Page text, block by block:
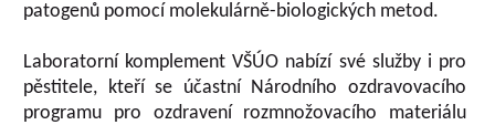
patogenů pomocí molekulárně-biologických metod.
Laboratorní komplement VŠÚO nabízí své služby i pro
pěstitele, kteří se účastní Národního ozdravovacího
programu pro ozdravení rozmnožovacího materiálu